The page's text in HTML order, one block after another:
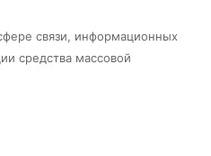
связи, информационных
средства массовой